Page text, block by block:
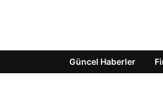
Güncel Haberler